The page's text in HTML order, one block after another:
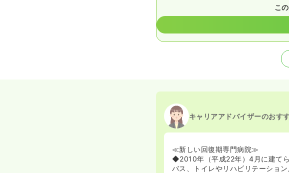
こ
キャリアアドバイザーのおす
≪新しい回復期専門病院≫
◆2010年（平成22年）4月に建て
バス、トイレやリハビリテーショ